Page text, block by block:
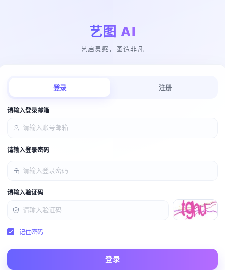
艺图 AI
艺启灵感，图造非凡
登录 注册
请输入登录邮箱
请输入登录密码
请输入验证码
记住密码
登录